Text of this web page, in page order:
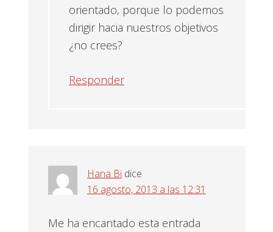
orientado, porque lo podemos
dirigir hacia nuestros objetivos
¿no crees?
Responder
Hana Bi dice
16 agosto, 2013 a las 12:31
Me ha encantado esta entrada